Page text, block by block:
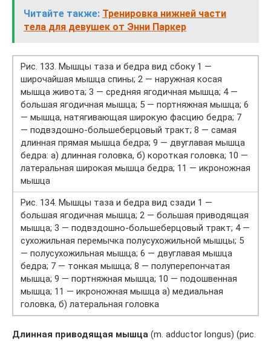
Читайте также: Тренировка нижней части
тела для девушек от Энни Паркер
Рис. 133. Мышцы таза и бедра вид сбоку 1 —
широчайшая мышца спины; 2 — наружная косая
мышца живота; 3 — средняя ягодичная мышца; 4 —
большая ягодичная мышца; 5 — портняжная мышца; 6
— мышца, натягивающая широкую фасцию бедра; 7
— подвздошно-большеберцовый тракт; 8 — самая
длинная прямая мышца бедра; 9 — двуглавая мышца
бедра: а) длинная головка, б) короткая головка; 10 —
латеральная широкая мышца бедра; 11 — икроножная
мышца
Рис. 134. Мышцы таза и бедра вид сзади 1 —
большая ягодичная мышца; 2 — большая приводящая
мышца; 3 — подвздошно-большеберцовый тракт; 4 —
сухожильная перемычка полусухожильной мышцы; 5
— полусухожильная мышца; 6 — двуглавая мышца
бедра; 7 — тонкая мышца; 8 — полуперепончатая
мышца; 9 — портняжная мышца; 10 — подошвенная
мышца; 11 — икроножная мышца а) медиальная
головка, б) латеральная головка
Длинная приводящая мышца (m. adductor longus) (рис.